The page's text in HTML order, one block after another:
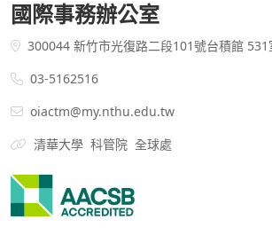
國際事務辦公室
300044 新竹市光復路二段101號台積館 531
03-5162516
oiactm@my.nthu.edu.tw
清華大學 科管院 全球處